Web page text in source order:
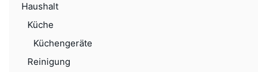
Haushalt
Küche
Küchengeräte
Reinigung